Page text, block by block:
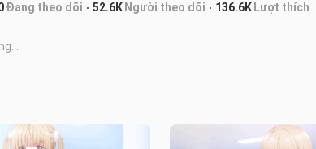
Đang theo dõi 52.6K Người theo dõi 136.6K Lượt thích